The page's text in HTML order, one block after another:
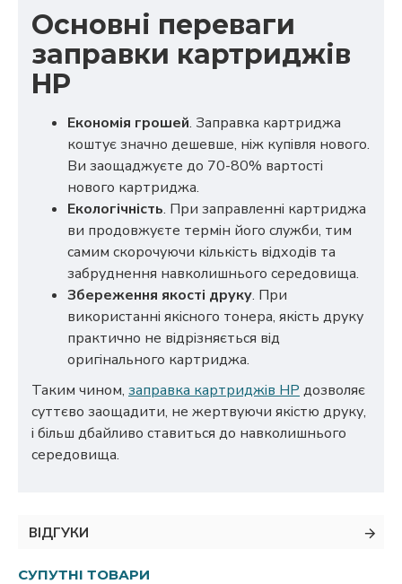
Основні переваги
заправки картриджів
HP
Економія грошей. Заправка картриджа
коштує значно дешевше, ніж купівля нового.
Ви заощаджуєте до 70-80% вартості
нового картриджа.
Екологічність. При заправленні картриджа
ви продовжуєте термін його служби, тим
самим скорочуючи кількість відходів та
забруднення навколишнього середовища.
Збереження якості друку. При
використанні якісного тонера, якість друку
практично не відрізняється від
оригінального картриджа.
Таким чином, заправка картриджів HP дозволяє
суттєво заощадити, не жертвуючи якістю друку,
і більш дбайливо ставиться до навколишнього
середовища.
ВІДГУКИ
СУПУТНІ ТОВАРИ